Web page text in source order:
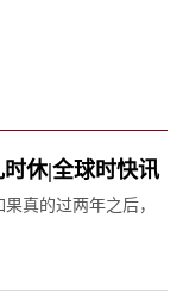
休|全球时快讯
真的过两年之后，